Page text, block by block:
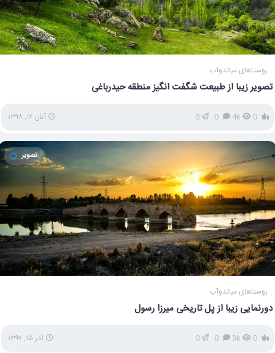
روستاهای میاندوآب
تصویر زیبا از طبیعت شگفت انگیز منطقه حیدرباغی
4k
0 آبان ۱۶, ۱۳۹۸
تصویر
روستاهای میاندوآب
دورنمایی زیبا از پل تاریخی میرزا رسول
3k
0 آذر ۱۵, ۱۳۹۷